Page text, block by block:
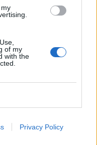
of my
with the
Privacy Policy
περισσότερες
κλίμα δεν
σε συνδυασμό με
μια στρώση